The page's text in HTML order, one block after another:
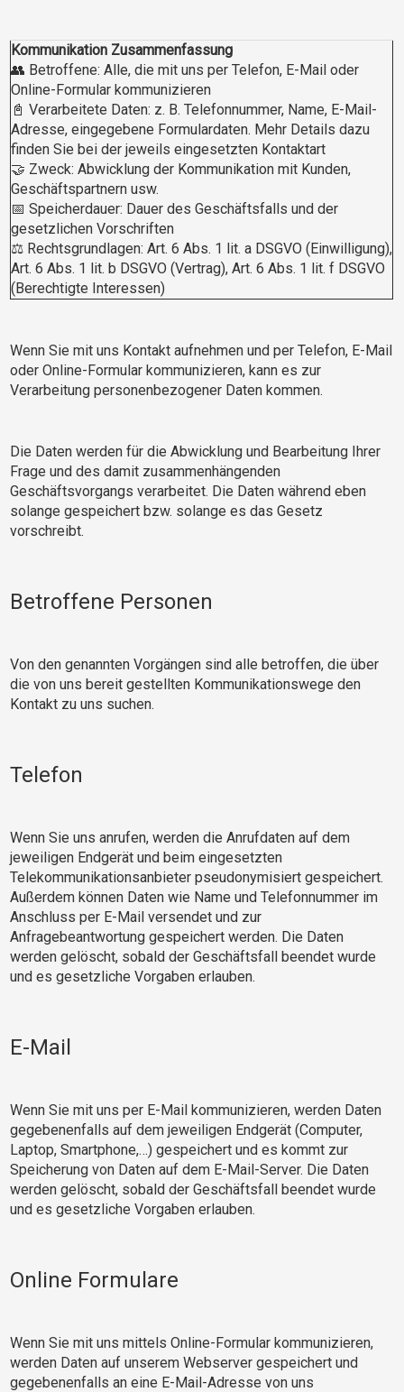
Kommunikation Zusammenfassung
👥 Betroffene: Alle, die mit uns per Telefon, E-Mail oder
Online-Formular kommunizieren
📓 Verarbeitete Daten: z. B. Telefonnummer, Name, E-Mail-
Adresse, eingegebene Formulardaten. Mehr Details dazu
finden Sie bei der jeweils eingesetzten Kontaktart
🤝 Zweck: Abwicklung der Kommunikation mit Kunden,
Geschäftspartnern usw.
📅 Speicherdauer: Dauer des Geschäftsfalls und der
gesetzlichen Vorschriften
⚖️ Rechtsgrundlagen: Art. 6 Abs. 1 lit. a DSGVO (Einwilligung),
Art. 6 Abs. 1 lit. b DSGVO (Vertrag), Art. 6 Abs. 1 lit. f DSGVO
(Berechtigte Interessen)
Wenn Sie mit uns Kontakt aufnehmen und per Telefon, E-Mail
oder Online-Formular kommunizieren, kann es zur
Verarbeitung personenbezogener Daten kommen.
Die Daten werden für die Abwicklung und Bearbeitung Ihrer
Frage und des damit zusammenhängenden
Geschäftsvorgangs verarbeitet. Die Daten während eben
solange gespeichert bzw. solange es das Gesetz
vorschreibt.
Betroffene Personen
Von den genannten Vorgängen sind alle betroffen, die über
die von uns bereit gestellten Kommunikationswege den
Kontakt zu uns suchen.
Telefon
Wenn Sie uns anrufen, werden die Anrufdaten auf dem
jeweiligen Endgerät und beim eingesetzten
Telekommunikationsanbieter pseudonymisiert gespeichert.
Außerdem können Daten wie Name und Telefonnummer im
Anschluss per E-Mail versendet und zur
Anfragebeantwortung gespeichert werden. Die Daten
werden gelöscht, sobald der Geschäftsfall beendet wurde
und es gesetzliche Vorgaben erlauben.
E-Mail
Wenn Sie mit uns per E-Mail kommunizieren, werden Daten
gegebenenfalls auf dem jeweiligen Endgerät (Computer,
Laptop, Smartphone,…) gespeichert und es kommt zur
Speicherung von Daten auf dem E-Mail-Server. Die Daten
werden gelöscht, sobald der Geschäftsfall beendet wurde
und es gesetzliche Vorgaben erlauben.
Online Formulare
Wenn Sie mit uns mittels Online-Formular kommunizieren,
werden Daten auf unserem Webserver gespeichert und
gegebenenfalls an eine E-Mail-Adresse von uns